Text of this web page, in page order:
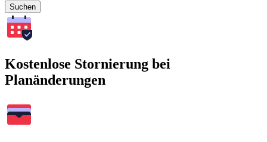
Suchen
Kostenlose Stornierung bei
Planänderungen